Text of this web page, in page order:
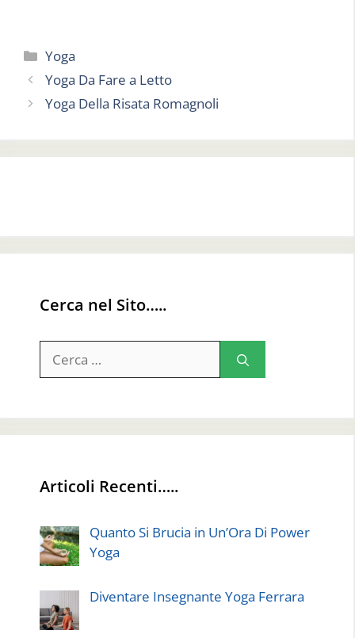
Categorie
Yoga
Yoga Da Fare a Letto
Yoga Della Risata Romagnoli
Cerca nel Sito…..
per:
Articoli Recenti…..
Quanto Si Brucia in Un’Ora Di Power
Yoga
Diventare Insegnante Yoga Ferrara